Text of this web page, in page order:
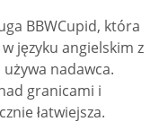
BBWCupid, która
języku angielskim z
nadawca.
granicami i
łatwiejsza.